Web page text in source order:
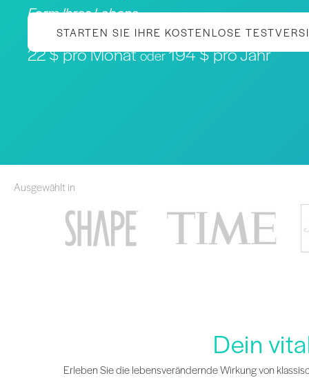
Form Ihres Lebens
STARTEN SIE IHRE KOSTENLOSE
22 $ pro Monatoder194 $ pro Jahr
Ausgewählt in
Dein
Erleben Sie die lebensverändernde Wirkung von